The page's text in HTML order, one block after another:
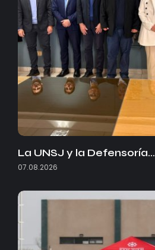
La UNSJ y la Defensoría…
07.08.2026